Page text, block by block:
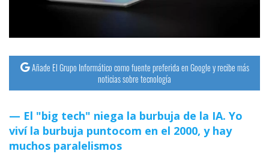
Añade El Grupo Informático como fuente preferida en Google y recibe más
noticias sobre tecnología
El "big tech" niega la burbuja de la IA. Yo
viví la burbuja puntocom en el 2000, y hay
muchos paralelismos